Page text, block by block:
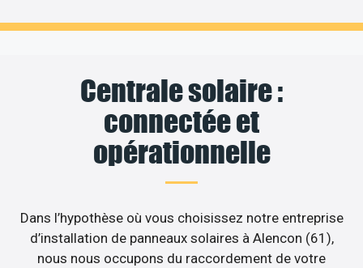
Centrale solaire :
connectée et
opérationnelle
Dans l’hypothèse où vous choisissez notre entreprise
d’installation de panneaux solaires à Alencon (61),
nous nous occupons du raccordement de votre